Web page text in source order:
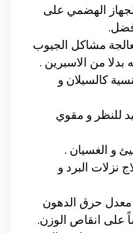
الهضمي على
مشاكل الجيوب
بدلا من الاسبرين .
كالسيلان و
للنظر و مقوي
و الغسيان .
نزلات البرد و
معدل حرق الدهون
على انقاص الوزن.